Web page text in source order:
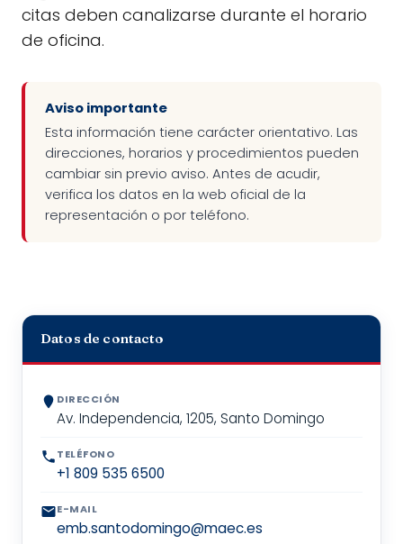
citas deben canalizarse durante el horario
de oficina.
Aviso importante
Esta información tiene carácter orientativo. Las
direcciones, horarios y procedimientos pueden
cambiar sin previo aviso. Antes de acudir,
verifica los datos en la web oficial de la
representación o por teléfono.
Datos de contacto
DIRECCIÓN
Av. Independencia, 1205, Santo Domingo
TELÉFONO
+1 809 535 6500
E-MAIL
emb.santodomingo@maec.es